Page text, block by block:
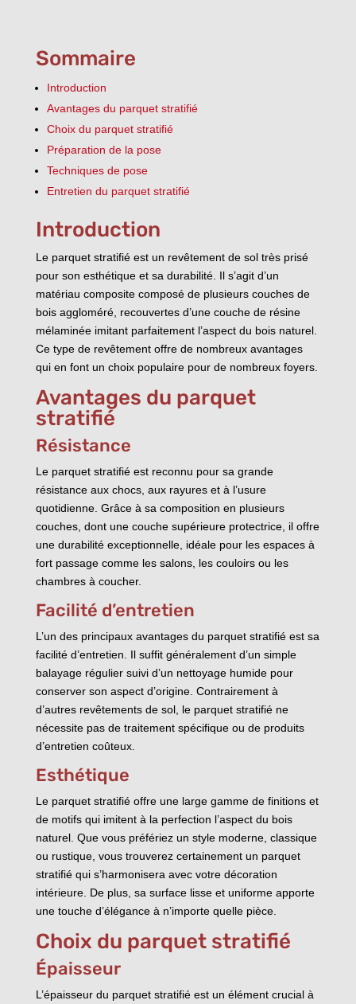
Sommaire
Introduction
Avantages du parquet stratifié
Choix du parquet stratifié
Préparation de la pose
Techniques de pose
Entretien du parquet stratifié
Introduction
Le parquet stratifié est un revêtement de sol très prisé
pour son esthétique et sa durabilité. Il s’agit d’un
matériau composite composé de plusieurs couches de
bois aggloméré, recouvertes d’une couche de résine
mélaminée imitant parfaitement l’aspect du bois naturel.
Ce type de revêtement offre de nombreux avantages
qui en font un choix populaire pour de nombreux foyers.
Avantages du parquet
stratifié
Résistance
Le parquet stratifié est reconnu pour sa grande
résistance aux chocs, aux rayures et à l’usure
quotidienne. Grâce à sa composition en plusieurs
couches, dont une couche supérieure protectrice, il offre
une durabilité exceptionnelle, idéale pour les espaces à
fort passage comme les salons, les couloirs ou les
chambres à coucher.
Facilité d’entretien
L’un des principaux avantages du parquet stratifié est sa
facilité d’entretien. Il suffit généralement d’un simple
balayage régulier suivi d’un nettoyage humide pour
conserver son aspect d’origine. Contrairement à
d’autres revêtements de sol, le parquet stratifié ne
nécessite pas de traitement spécifique ou de produits
d’entretien coûteux.
Esthétique
Le parquet stratifié offre une large gamme de finitions et
de motifs qui imitent à la perfection l’aspect du bois
naturel. Que vous préfériez un style moderne, classique
ou rustique, vous trouverez certainement un parquet
stratifié qui s’harmonisera avec votre décoration
intérieure. De plus, sa surface lisse et uniforme apporte
une touche d’élégance à n’importe quelle pièce.
Choix du parquet stratifié
Épaisseur
L’épaisseur du parquet stratifié est un élément crucial à